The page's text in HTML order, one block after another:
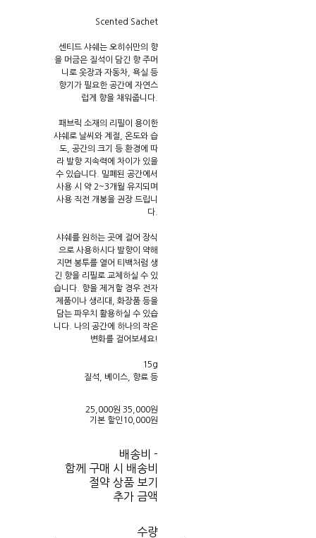
Scented Sachet
센티드 샤쉐는 오히쉬만의 향
을 머금은 질석이 담긴 향 주머
니로 옷장과 자동차, 욕실 등
향기가 필요한 공간에 자연스
럽게 향을 채워줍니다.
패브릭 소재의 리필이 용이한
샤쉐로 날씨와 계절, 온도와 습
도, 공간의 크기 등 환경에 따
라 발향 지속력에 차이가 있을
수 있습니다. 밀폐된 공간에서
사용 시 약 2~3개월 유지되며
사용 직전 개봉을 권장 드립니
다.
샤쉐를 원하는 곳에 걸어 장식
으로 사용하시다 발향이 약해
지면 봉투를 열어 티백처럼 생
긴 향을 리필로 교체하실 수 있
습니다. 향을 제거할 경우 전자
제품이나 생리대, 화장품 등을
담는 파우치 활용하실 수 있습
니다. 나의 공간에 하나의 작은
변화를 걸어보세요!
15g
질석, 베이스, 향료 등
25,000원 35,000원
기본 할인 10,000원
배송비 -
함께 구매 시 배송비
절약 상품 보기
추가 금액
수량